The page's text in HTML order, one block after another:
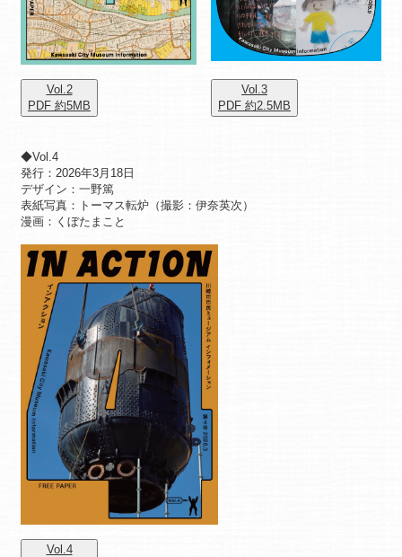
Vol.2
PDF 約5MB
Vol.3
PDF 約2.5MB
◆Vol.4
発行：2026年3月18日
デザイン：一野篤
表紙写真：トーマス転炉（撮影：伊奈英次）
漫画：くぼたまこと
Vol.4